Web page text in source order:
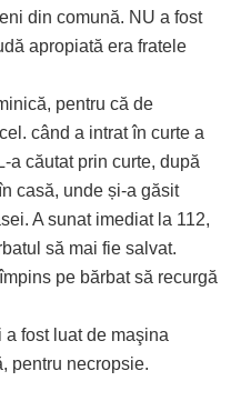
din comună. NU a fost
apropiată era fratele
pentru că de
când a intrat în curte a
a căutat prin curte, după
casă, unde și-a găsit
A sunat imediat la 112,
să mai fie salvat.
pe bărbat să recurgă
fost luat de maşina
pentru necropsie.